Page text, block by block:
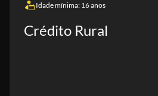
Idade mínima: 16 anos
Crédito Rural